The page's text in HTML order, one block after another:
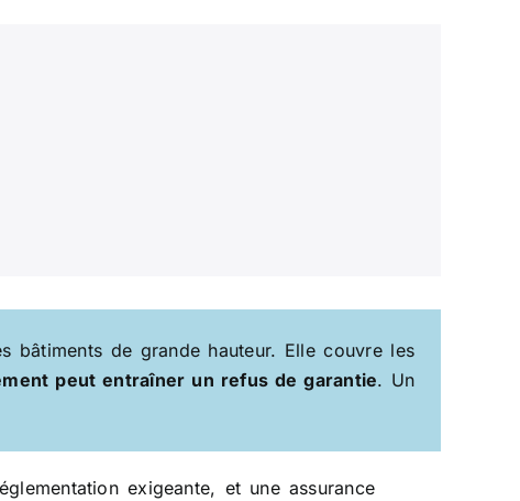
bâtiments de grande hauteur. Elle couvre les
peut entraîner un refus de garantie. Un
exigeante, et une assurance